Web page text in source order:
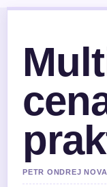
PETR ONDREJ